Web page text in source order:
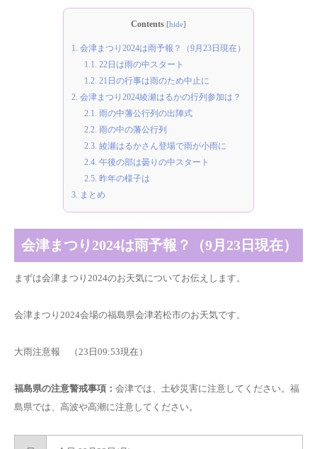
Contents [hide]
1. 会津まつり2024は雨予報？（9月23日現在）
1.1. 22日は雨の中スタート
1.2. 21日の行事は雨のため中止に
2. 会津まつり2024綾瀬はるかの行列参加は？
2.1. 雨の中藩公行列の出陣式
2.2. 雨の中の藩公行列
2.3. 綾瀬はるかさん登場で雨が小雨に
2.4. 午後の部は曇りの中スタート
2.5. 昨年の様子は
3. まとめ
会津まつり2024は雨予報？（9月23日現在）
まずは会津まつり2024のお天気についてお伝えします。
会津まつり2024会場の福島県会津若松市のお天気です。
大雨注意報 （23日09:53現在）
福島県の注意警戒事項： 会津では、土砂災害に注意してください。福
島県では、高波や高潮に注意してください。